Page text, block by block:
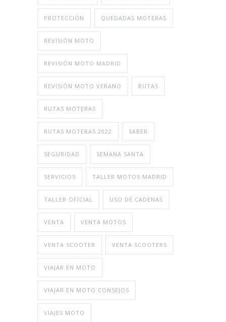
PROTECCIÓN QUEDADAS MOTERAS
REVISIÓN MOTO
REVISIÓN MOTO MADRID
REVISIÓN MOTO VERANO RUTAS
RUTAS MOTERAS
RUTAS MOTERAS 2022 SABER
SEGURIDAD SEMANA SANTA
SERVICIOS TALLER MOTOS MADRID
TALLER OFICIAL USO DE CADENAS
VENTA VENTA MOTOS
VENTA SCOOTER VENTA SCOOTERS
VIAJAR EN MOTO
VIAJAR EN MOTO CONSEJOS
VIAJES MOTO